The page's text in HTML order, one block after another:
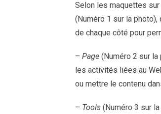
Selon les maquettes
(Numéro 1 sur la
de chaque côté pour
– Page (Numéro 2 sur
les activités liées au
ou mettre le contenu
– Tools (Numéro 3 sur